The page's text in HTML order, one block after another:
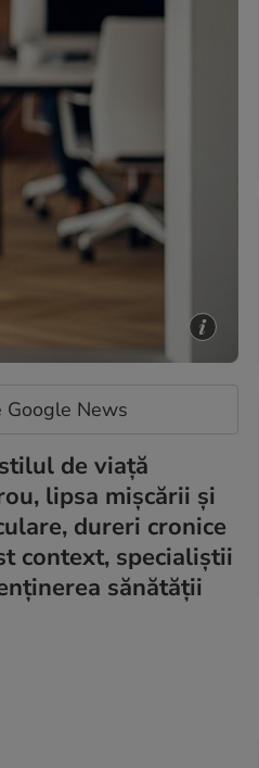
Google News
de viață
lipsa mișcării și
dureri cronice
context, specialiștii
sănătății